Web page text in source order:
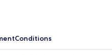
Conditions